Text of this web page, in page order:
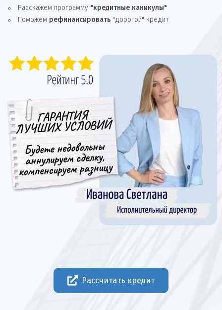
Расскажем программу "кредитные каникулы"
Поможем рефинансировать "дорогой" кредит
Рассчитать кредит